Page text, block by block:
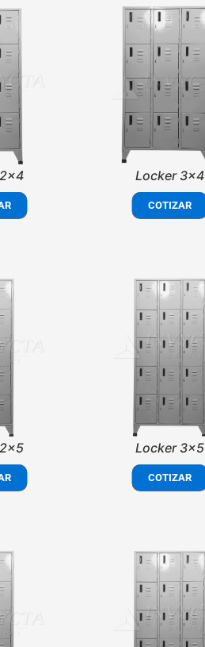
Locker 3x4
COTIZAR
Locker 3x5
COTIZAR